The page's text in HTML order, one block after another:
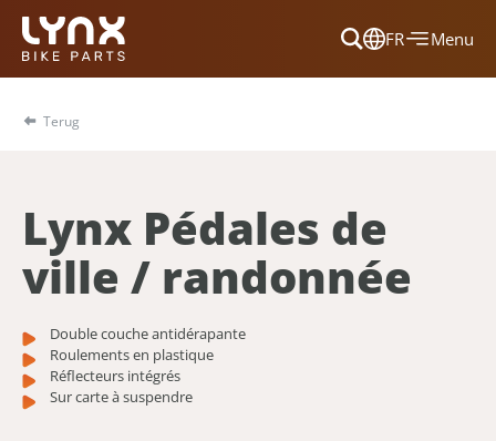
FR
Dansk
Nederlands
Menu
Terug
Lynx Pédales de
ville / randonnée
Double couche antidérapante
Roulements en plastique
Réflecteurs intégrés
Sur carte à suspendre